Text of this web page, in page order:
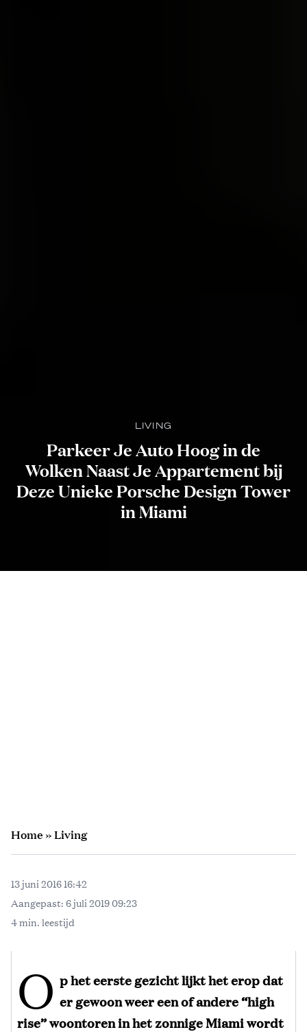
LIVING
Parkeer Je Auto Hoog in de
Wolken Naast Je Appartement bij
Deze Unieke Porsche Design Tower
in Miami
Home»Living
13 juni 2016 16:42
Aangepast: 6 juli 2019 09:23
4 min. leestijd
O p het eerste gezicht lijkt het erop dat
er gewoon weer een of andere “high
rise” woontoren in het zonnige Miami wordt